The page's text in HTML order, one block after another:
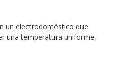
un electrodoméstico que
una temperatura uniforme,